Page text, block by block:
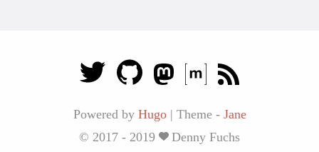
Powered by Hugo | Theme - Jane
© 2017 - 2019
Denny Fuchs